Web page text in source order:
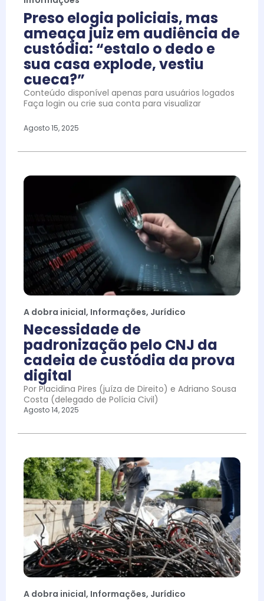
Preso elogia policiais, mas
ameaça juiz em audiência de
custódia: “estalo o dedo e
sua casa explode, vestiu
cueca?”
Conteúdo disponível apenas para usuários logados
Faça login ou crie sua conta para visualizar
Agosto 15, 2025
A dobra inicial, Informações, Jurídico
Necessidade de
padronização pelo CNJ da
cadeia de custódia da prova
digital
Por Placidina Pires (juíza de Direito) e Adriano Sousa
Costa (delegado de Polícia Civil)
Agosto 14, 2025
A dobra inicial, Informações, Jurídico